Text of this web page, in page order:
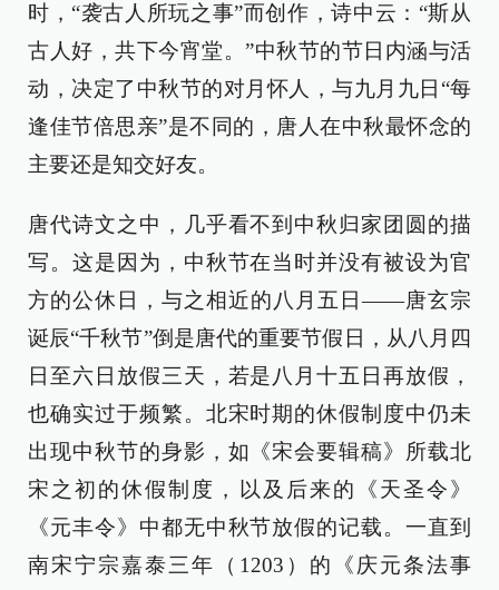
时，“袭古人所玩之事”而创作，诗中云：“斯从
古人好，共下今宵堂。”中秋节的节日内涵与活
动，决定了中秋节的对月怀人，与九月九日“每
逢佳节倍思亲”是不同的，唐人在中秋最怀念的
主要还是知交好友。
唐代诗文之中，几乎看不到中秋归家团圆的描
写。这是因为，中秋节在当时并没有被设为官
方的公休日，与之相近的八月五日——唐玄宗
诞辰“千秋节”倒是唐代的重要节假日，从八月四
日至六日放假三天，若是八月十五日再放假，
也确实过于频繁。北宋时期的休假制度中仍未
出现中秋节的身影，如《宋会要辑稿》所载北
宋之初的休假制度，以及后来的《天圣令》
《元丰令》中都无中秋节放假的记载。一直到
南宋宁宗嘉泰三年（1203）的《庆元条法事